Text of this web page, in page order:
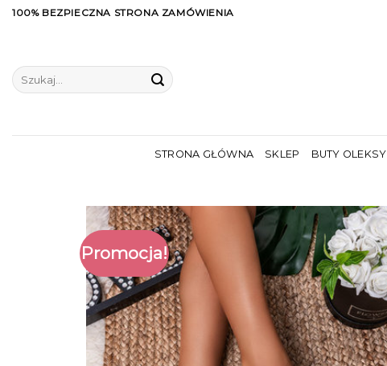
Skip100% BEZPIECZNA STRONA ZAMÓWIENIA
Szukaj:
STRONA GŁÓWNA SKLEP BUTY OLEKSY
Promocja!